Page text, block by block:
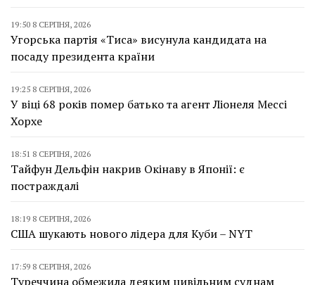
19:50 8 СЕРПНЯ, 2026
Угорська партія «Тиса» висунула кандидата на
посаду президента країни
19:25 8 СЕРПНЯ, 2026
У віці 68 років помер батько та агент Ліонеля Мессі
Хорхе
18:51 8 СЕРПНЯ, 2026
Тайфун Дельфін накрив Окінаву в Японії: є
постраждалі
18:19 8 СЕРПНЯ, 2026
США шукають нового лідера для Куби – NYT
17:59 8 СЕРПНЯ, 2026
Туреччина обмежила деяким цивільним суднам